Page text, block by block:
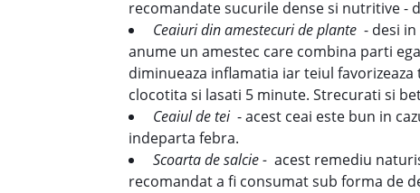
recomandate sucurile dense si nutritive -
Ceaiuri din amestecuri de plante - desi
anume un amestec care combina parti
diminueaza inflamatia iar teiul
clocotita si lasati 5 minute. Strecurati si
Ceaiul de tei - acest ceai este bun in
indeparta febra.
Scoarta de salcie - acest remediu
recomandat a fi consumat sub forma de